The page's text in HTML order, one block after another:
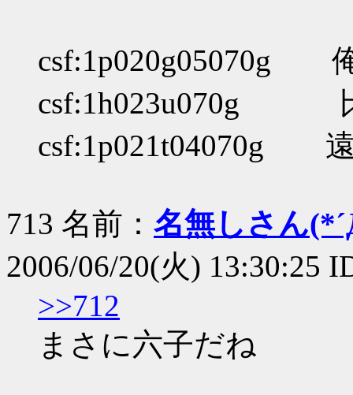
csf:1p020g05070g
csf:1h023u070g 比
csf:1p021t04070g
713 名前： 名無しさん
2006/06/20(火) 13:30:25
>>712
まさに六子だね